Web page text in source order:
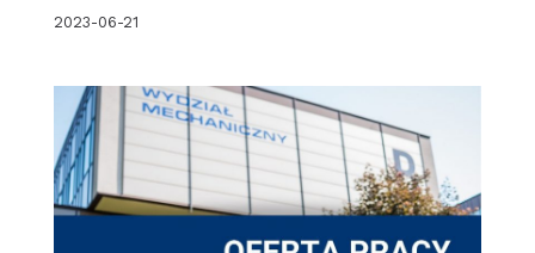
2023-06-21